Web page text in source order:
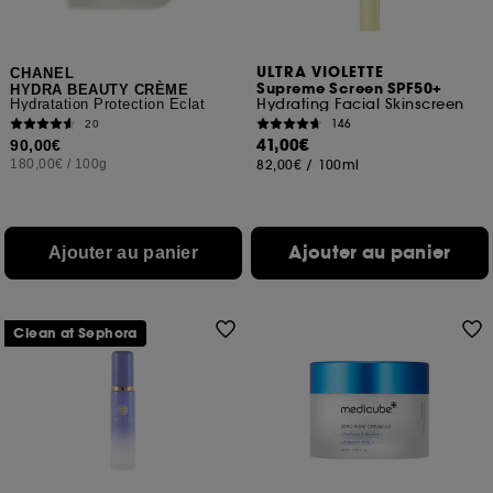
CHANEL
HYDRA BEAUTY CRÈME
Hydratation Protection Éclat
20
90,00€
180,00€ / 100g
Ajouter au panier
ULTRA VIOLETTE
Supreme Screen SPF50+
Hydrating Facial Skinscreen
146
41,00€
82,00€ / 100ml
Ajouter au panier
Clean at Sephora
navigation, et de l'historique de vos interactions.
permettent de réaliser des statistiques de
fréquentation et de navigation sur notre site afin
d’en améliorer la performance.
Cookies de sécurisation des paiements en ligne :
ils nous permettent de lutter notamment contre les
Cookies fonctionnels :
il s’agit de cookies
permettant l’affichage et/ou la fourniture de
cookies d’authentification qui sont utilisés afin de
vous faire bénéficier de l’authentification
prolongée vous permettant d’accéder à votre
compte lors de votre prochaine visite sur le site
sans saisir à nouveau votre identifiant et mot de